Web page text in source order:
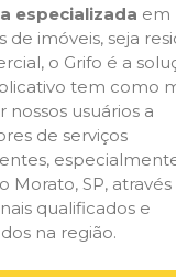
especializada em
de imóveis, seja
o Grifo é a
tem como
nossos usuários a
de serviços
Morato, SP, através
qualificados e
na região.